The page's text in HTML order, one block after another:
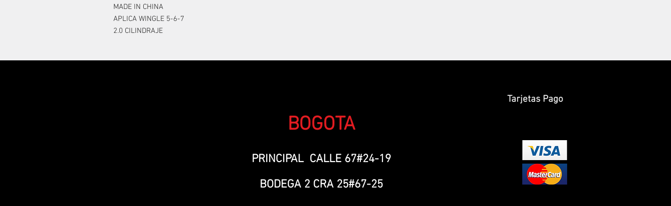
MADE IN CHINA
APLICA WINGLE 5-6-7
2.0 CILINDRAJE
BOGOTA
PRINCIPAL CALLE 67#24-19
BODEGA 2 CRA 25#67-25
Tarjetas Pago